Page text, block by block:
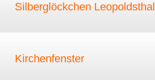
Silberglöckchen Leopoldsthal
Kirchenfenster